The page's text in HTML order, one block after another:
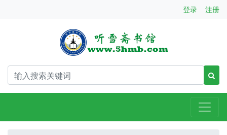
登录 注册